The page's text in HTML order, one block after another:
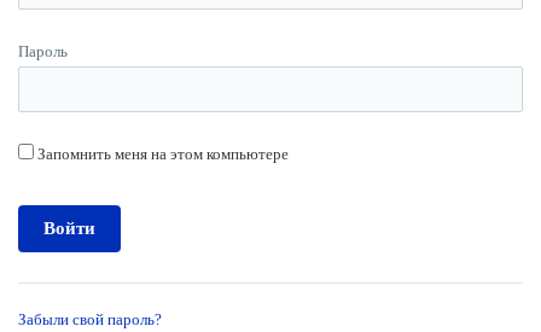
Пароль
Запомнить меня на этом компьютере
Забыли свой пароль?